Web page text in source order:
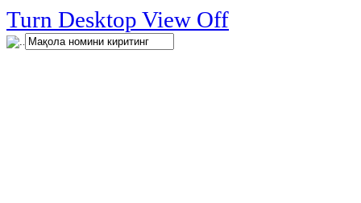
Turn Desktop View Off
.